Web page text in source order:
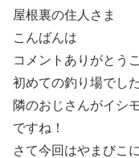
屋根裏の住人さま
こんばんは
コメントありがとう
初めての釣り場でし
隣のおじさんがイシ
ですね！
さて今回はやまびこ